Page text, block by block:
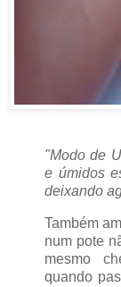
"Modo de
e úmidos
deixando
Também
num pote
mesmo
quando